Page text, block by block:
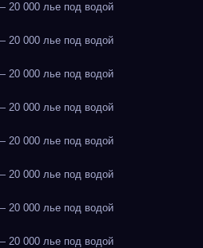
000 лье под водой
000 лье под водой
000 лье под водой
000 лье под водой
000 лье под водой
000 лье под водой
000 лье под водой
000 лье под водой